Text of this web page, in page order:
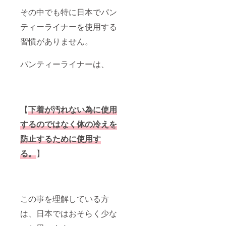
その中でも特に日本でパン
ティーライナーを使用する
習慣がありません。
パンティーライナーは、
【下着が汚れない為に使用
するのではなく体の冷えを
防止するために使用す
る。】
この事を理解している方
は、日本ではおそらく少な